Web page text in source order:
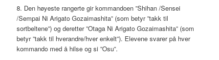
8. Den høyeste rangerte gir kommandoen ”Shihan /Sensei
/Sempai Ni Arigato Gozaimashita” (som betyr ”takk til
sortbeltene”) og deretter ”Otaga Ni Arigato Gozaimashita” (som
betyr ”takk til hverandre/hver enkelt”). Elevene svarer på hver
kommando med å hilse og si ”Osu”.